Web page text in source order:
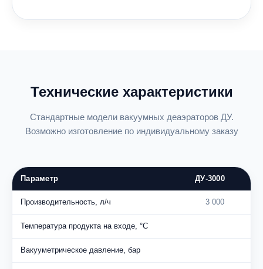
Технические характеристики
Стандартные модели вакуумных деаэраторов ДУ.
Возможно изготовление по индивидуальному заказу
Параметр ДУ-3000
Производительность, л/ч 3 000
Температура продукта на входе, °C
Вакууметрическое давление, бар